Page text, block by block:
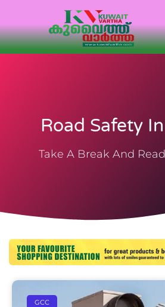
Road Safety
Take A Break And
GCC